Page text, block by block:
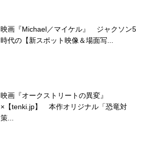
映画『Michael／マイケル』 ジャクソン5
時代の【新スポット映像＆場面写...
映画『オークストリートの異変』
×【tenki.jp】 本作オリジナル「恐竜対
策...